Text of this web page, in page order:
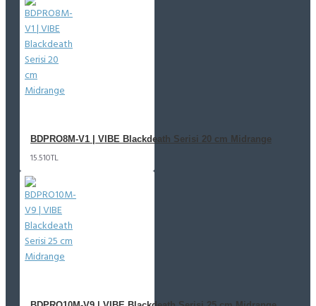
BDPRO8M-V1 | VIBE Blackdeath Serisi 20 cm Midrange
15.510TL